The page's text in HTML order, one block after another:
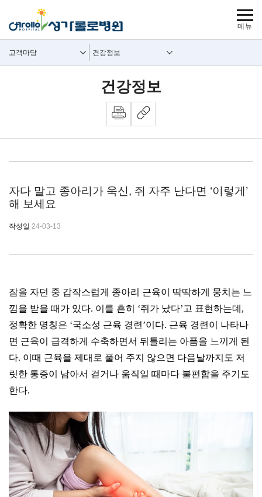
사이트
보조메뉴
고객마당 건강정보
건강정보
자다 말고 종아리가 욱신, 쥐 자주 난다면 ‘이렇게’
해 보세요
작성일 24-03-13
잠을 자던 중 갑작스럽게 종아리 근육이 딱딱하게 뭉치는 느
낌을 받을 때가 있다. 이를 흔히 ‘쥐가 났다’고 표현하는데,
정확한 명칭은 ‘국소성 근육 경련’이다. 근육 경련이 나타나
면 근육이 급격하게 수축하면서 뒤틀리는 아픔을 느끼게 된
다. 이때 근육을 제대로 풀어 주지 않으면 다음날까지도 저
릿한 통증이 남아서 걷거나 움직일 때마다 불편함을 주기도
한다.